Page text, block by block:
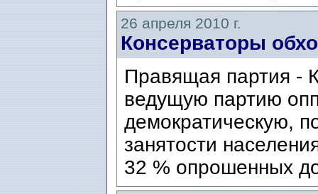
26 апреля 2010 г.
Консерваторы
Правящая партия -
ведущую партию
демократическую,
занятости
32 % опрошенных